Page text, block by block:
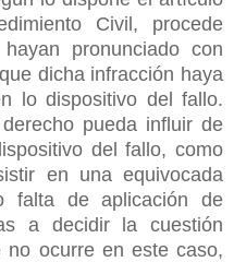
Civil, procede
pronunciado con
dicha infracción haya
lo dispositivo del fallo.
pueda influir de
del fallo, como
en una equivocada
falta de aplicación de
a decidir la cuestión
no ocurre en este caso,